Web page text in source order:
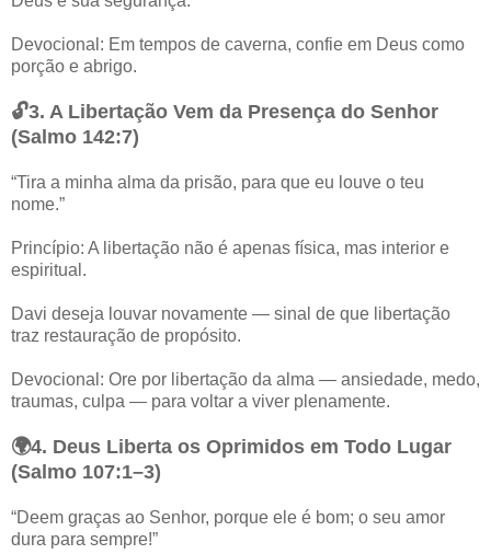
Devocional: Em tempos de caverna, confie em Deus como
porção e abrigo.
🔓3. A Libertação Vem da Presença do Senhor
(Salmo 142:7)
“Tira a minha alma da prisão, para que eu louve o teu
nome.”
Princípio: A libertação não é apenas física, mas interior e
espiritual.
Davi deseja louvar novamente — sinal de que libertação
traz restauração de propósito.
Devocional: Ore por libertação da alma — ansiedade, medo,
traumas, culpa — para voltar a viver plenamente.
🌍4. Deus Liberta os Oprimidos em Todo Lugar
(Salmo 107:1–3)
“Deem graças ao Senhor, porque ele é bom; o seu amor
dura para sempre!”